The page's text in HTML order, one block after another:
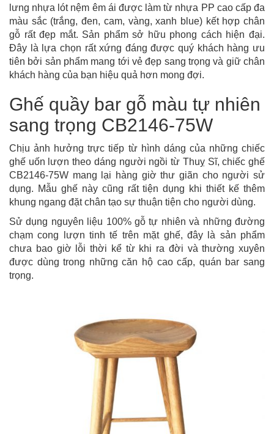
lưng nhựa lót nệm êm ái được làm từ nhựa PP cao cấp đa
màu sắc (trắng, đen, cam, vàng, xanh blue) kết hợp chân
gỗ rất đẹp mắt. Sản phẩm sở hữu phong cách hiện đại.
Đây là lựa chọn rất xứng đáng được quý khách hàng ưu
tiên bởi sản phẩm mang tới vẻ đẹp sang trọng và giữ chân
khách hàng của bạn hiệu quả hơn mong đợi.
Ghế quầy bar gỗ màu tự nhiên
sang trọng CB2146-75W
Chịu ảnh hưởng trực tiếp từ hình dáng của những chiếc
ghế uốn lượn theo dáng người ngồi từ Thuỵ Sĩ, chiếc ghế
CB2146-75W mang lại hàng giờ thư giãn cho người sử
dụng. Mẫu ghế này cũng rất tiện dụng khi thiết kế thêm
khung ngang đặt chân tạo sự thuận tiện cho người dùng.
Sử dụng nguyên liệu 100% gỗ tự nhiên và những đường
chạm cong lượn tinh tế trên mặt ghế, đây là sản phẩm
chưa bao giờ lỗi thời kể từ khi ra đời và thường xuyên
được dùng trong những căn hộ cao cấp, quán bar sang
trọng.